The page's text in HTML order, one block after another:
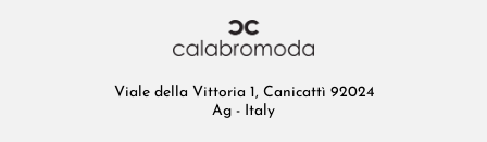
Viale della Vittoria 1, Canicattì 92024
Ag - Italy